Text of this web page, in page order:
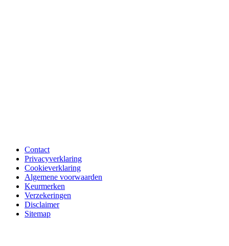
Contact
Privacyverklaring
Cookieverklaring
Algemene voorwaarden
Keurmerken
Verzekeringen
Disclaimer
Sitemap